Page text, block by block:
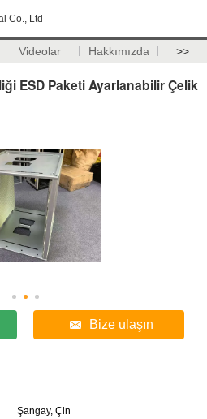
Co., Ltd
Videolar Hakkımızda >>
ESD Paketi Ayarlanabilir Çelik
Bize ulaşın
Şangay, Çin